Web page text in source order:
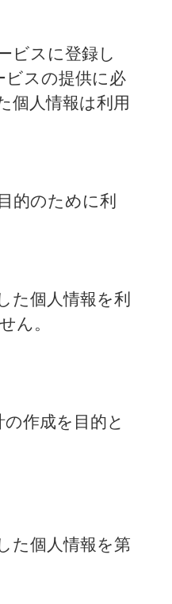
ビスに登録し
ビスの提供に必
個人情報は利用
的のために利
た個人情報を利
ん。
作成を目的と
た個人情報を第